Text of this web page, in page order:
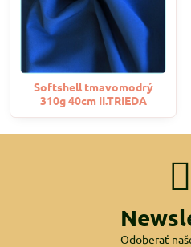
Softshell tmavomodrý
310g 40cm II.TRIEDA
Odoberať